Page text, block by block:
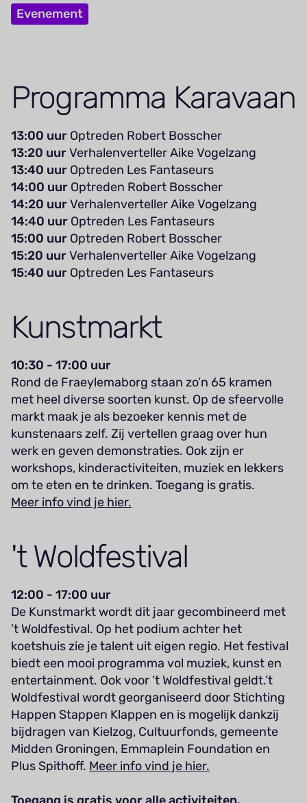
Evenement
Programma Karavaan
13:00 uur Optreden Robert Bosscher
13:20 uurVerhalenverteller Aike Vogelzang
13:40 uur Optreden Les Fantaseurs
14:00 uur Optreden Robert Bosscher
14:20 uurVerhalenverteller Aike Vogelzang
14:40 uur Optreden Les Fantaseurs
15:00 uur Optreden Robert Bosscher
15:20 uurVerhalenverteller Aike Vogelzang
15:40 uur Optreden Les Fantaseurs
Kunstmarkt
10:30 - 17:00 uur
Rond de Fraeylemaborg staan zo’n 65 kramen
met heel diverse soorten kunst. Op de sfeervolle
markt maak je als bezoeker kennis met de
kunstenaars zelf. Zij vertellen graag over hun
werk en geven demonstraties. Ook zijn er
workshops, kinderactiviteiten, muziek en lekkers
om te eten en te drinken. Toegang is gratis.
Meer info vind je hier.
't Woldfestival
12:00 - 17:00 uur
De Kunstmarkt wordt dit jaar gecombineerd met
’t Woldfestival. Op het podium achter het
koetshuis zie je talent uit eigen regio. Het festival
biedt een mooi programma vol muziek, kunst en
entertainment. Ook voor ’t Woldfestival geldt.’t
Woldfestival wordt georganiseerd door Stichting
Happen Stappen Klappen en is mogelijk dankzij
bijdragen van Kielzog, Cultuurfonds, gemeente
Midden Groningen, Emmaplein Foundation en
Plus Spithoff. Meer info vind je hier.